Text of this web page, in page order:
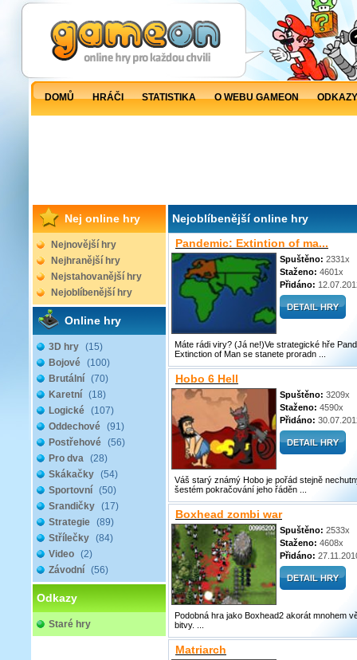
DOMŮ HRÁČI STATISTIKA O WEBU GAMEON
Nej online hry
Nejnovější hry
Nejhranější hry
Nejstahovanější hry
Nejoblíbenější hry
Online hry
3D hry (15)
Bojové (100)
Brutální (70)
Karetní (18)
Logické (107)
Oddechové (91)
Postřehové (56)
Pro dva (28)
Skákačky (54)
Sportovní (50)
Srandičky (17)
Strategie (89)
Střílečky (84)
Video (2)
Závodní (56)
Odkazy
Staré hry
Nejoblíbenější online hry
Pandemic: Extintion of ma...
Spuštěno: 2331x
Staženo: 4601x
Přidáno:
Máte rádi viry? (Já ne!)Ve strategické hře
Extinction of Man se stanete proradn ...
Hobo 6 Hell
Spuštěno: 3209x
Staženo: 4590x
Přidáno:
Váš starý známý Hobo je pořád stejně
šestém pokračování jeho řáděn ...
Boxhead zombi war
Spuštěno: 2533x
Staženo: 4608x
Přidáno:
Podobná hra jako Boxhead2 akorát mnohem
bitvy. ...
Matriarch